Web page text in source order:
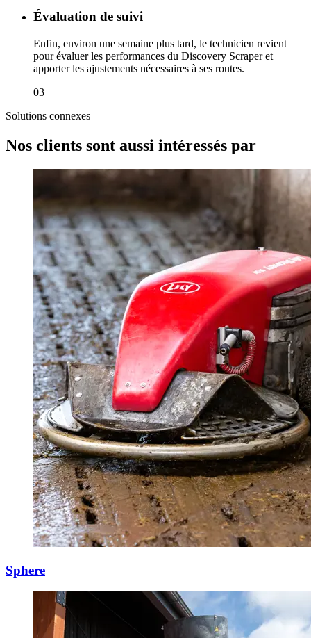
Évaluation de suivi
Enfin, environ une semaine plus tard, le technicien revient
pour évaluer les performances du Discovery Scraper et
apporter les ajustements nécessaires à ses routes.
03
Solutions connexes
Nos clients sont aussi intéressés par
Sphere